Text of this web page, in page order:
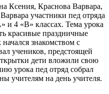
Ксения, Краснова Варвара,
участники пед отряда
и 4 «В» классах. Тема урока
красивые праздничные
знакомством с
учеников, предстоящей
дети вложили свою
урока пед отряд собрал
учителям на день учителя.